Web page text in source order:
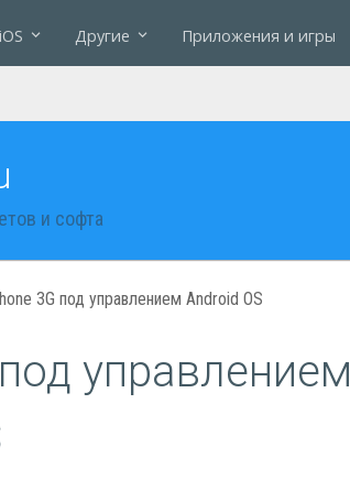
iOS Другие Приложения и игры
и софта
3G под управлением Android OS
управлением